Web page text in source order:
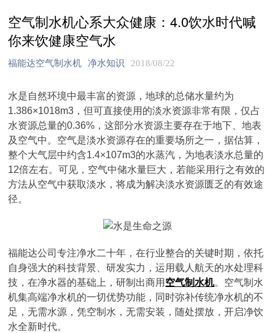
空气制水机心系大众健康：4.0饮水时代喊
你来饮健康空气水
福能达空气制水机 净水知识 2018/08/22
水是自然环境中最丰富的资源，地球的总储水量约为
1.386×1018m3，但可直接使用的淡水资源非常有限，仅占
水资源总量的0.36%，这部分水资源主要存在于地下、地表
及空气中。空气是淡水资源存在的重要场所之一，据估算，
整个大气层中约含1.4×107m3的水蒸汽，为地表淡水总量的
12倍左右。可见，空气中储水量巨大，若能采用行之有效的
方法从空气中获取淡水，将成为解决淡水资源匮乏的有效途
径。
福能达公司专注净水二十年，在行业整合的关键时期，依托
自身强大的科技背景、研发实力，运用载人航天的水处理科
技，在净水器的基础上，研制出商用 空气制水机。空气制水
机集高端净水机的一切优势功能，同时弥补传统净水机的不
足，无需水源，凭空制水，无需安装，随处摆放，开启净饮
水全新时代。